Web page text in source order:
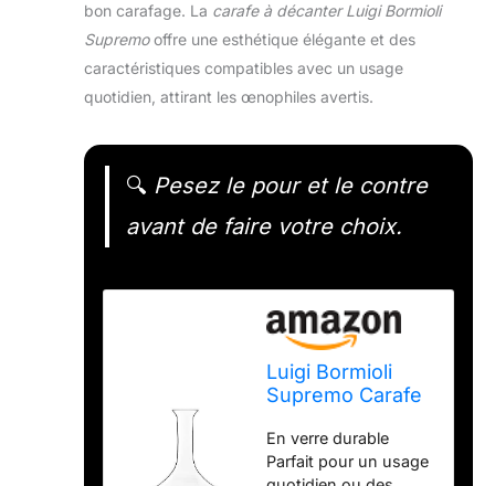
bon carafage. La carafe à décanter Luigi Bormioli
Supremooffre une esthétique élégante et des
caractéristiques compatibles avec un usage
quotidien, attirant les œnophiles avertis.
🔍 Pesez le pour et le contre
avant de faire votre choix.
Luigi Bormioli
Supremo Carafe
vin rouge
Transparent 725
En verre durable
Parfait pour un usage